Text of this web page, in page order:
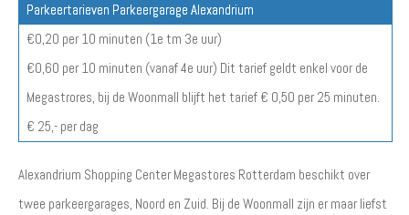
Parkeertarieven Parkeergarage Alexandrium
€0,20 per 10 minuten (1e tm 3e uur)
€0,60 per 10 minuten (vanaf 4e uur) Dit tarief geldt enkel voor de
Megastrores, bij de Woonmall blijft het tarief € 0,50 per 25 minuten.
€ 25,- per dag
Alexandrium Shopping Center Megastores Rotterdam beschikt over
twee parkeergarages, Noord en Zuid. Bij de Woonmall zijn er maar liefst